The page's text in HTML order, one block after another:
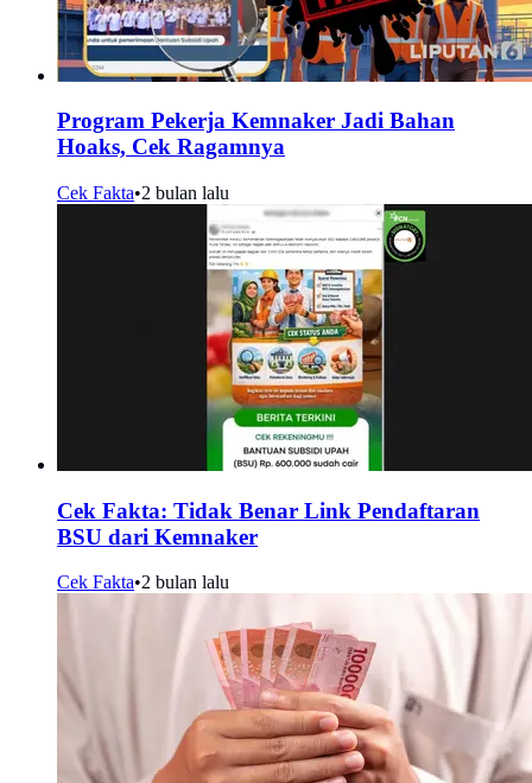
Program Pekerja Kemnaker Jadi Bahan
Hoaks, Cek Ragamnya
Cek Fakta•2 bulan lalu
Cek Fakta: Tidak Benar Link Pendaftaran
BSU dari Kemnaker
Cek Fakta•2 bulan lalu